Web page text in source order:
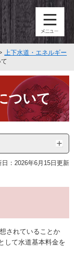
上下水道・エネルギー
ついて
日：2026年6月15日更新
されていることか
して水道基本料金を